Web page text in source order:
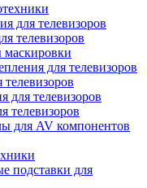
для телевизоров
телевизоров
для телевизоров
для телевизоров
телевизоров
для AV компонентов
подставки для